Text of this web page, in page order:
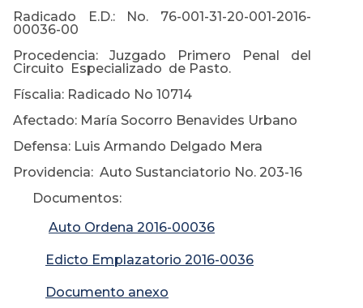
Radicado E.D.: No. 76-001-31-20-001-2016-
00036-00
Procedencia: Juzgado Primero Penal del
Circuito Especializado de Pasto.
Físcalia: Radicado No 10714
Afectado: María Socorro Benavides Urbano
Defensa: Luis Armando Delgado Mera
Providencia: Auto Sustanciatorio No. 203-16
Documentos:
Auto Ordena 2016-00036
Edicto Emplazatorio 2016-0036
Documento anexo